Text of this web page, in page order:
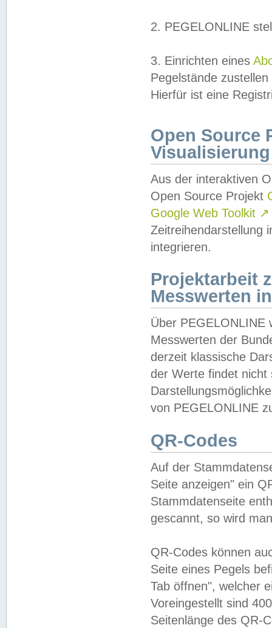
2. PEGELONLINE
3. Einrichten eines
Pegelstände
Hierfür ist eine
Open Source
Visualisierung
Aus der interaktiven
Open Source Projekt
Google Web Toolkit ↗
Zeitreihendarstellung
integrieren.
Projektarbeit
Messwerten
Über PEGELONLINE
Messwerten der
derzeit klassische
der Werte findet
von PEGELONLINE
QR-Codes
Auf der
Seite anzeigen" ein
Stammdatenseite
gescannt, so wird
QR-Codes können
Seite eines Pegels
Tab öffnen", welcher
Voreingestellt sind
Seitenlänge des QR-